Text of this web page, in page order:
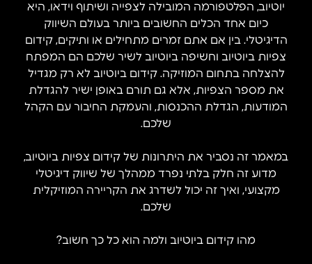
יוטיוב, הפלטפורמה המובילה לצפייה ושיתוף וידאו, היא
כיום אחד הכלים החשובים ביותר בעולם השיווק
הדיגיטלי. בין אם אתם זמרים מתחילים או ותיקים, קידום
צפיות ביוטיוב וחשיפה ביוטיוב לשיר שלכם הם המפתח
להצלחה בתחום המוזיקה. קידום ביוטיוב לא רק מגדיל
את מספר הצפיות, אלא גם תורם באופן ישיר להגדלת
המודעות, הגדלת ההכנסות, והעמקת החיבור עם הקהל
שלכם.
במאמר זה נסביר את היתרונות של קידום צפיות ביוטיוב,
מדוע זה חלק בלתי נפרד ממהלך של שיווק דיגיטלי
מקצועי, ואיך זה יכול לשדרג את הקריירה המוזיקלית
שלכם.
מהו קידום ביוטיוב ולמה הוא כל כך חשוב?